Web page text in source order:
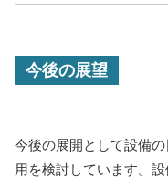
今後の展望
今後の展開として設備
用を検討しています。